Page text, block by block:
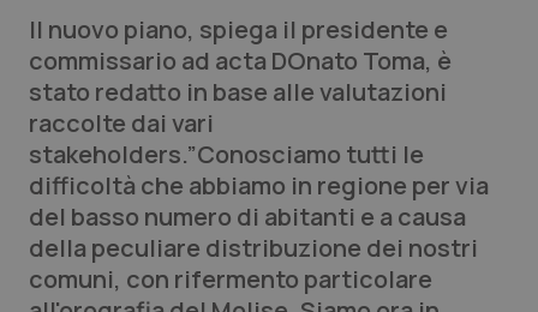
Lettere al direttore
Edizioni Regionali
QS Pro
Professionisti Sanitari.AI
Abruzzo
QS Pro Gold
Il nuovo piano, spiega il presidente e
commissario ad acta DOnato Toma, è
stato redatto in base alle valutazioni
raccolte dai vari
stakeholders.”Conosciamo tutti le
difficoltà che abbiamo in regione per via
del basso numero di abitanti e a causa
della peculiare distribuzione dei nostri
comuni, con rifermento particolare